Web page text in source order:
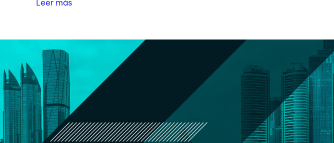
Leer más